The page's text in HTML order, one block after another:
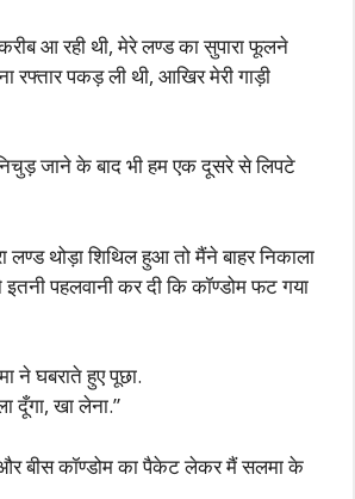
आ रही थी, मेरे लण्ड का सुपारा फूलने
रफ्तार पकड़ ली थी, आखिर मेरी गाड़ी
जाने के बाद भी हम एक दूसरे से लिपटे
लण्ड थोड़ा शिथिल हुआ तो मैंने बाहर निकाला
पहलवानी कर दी कि कॉण्डोम फट गया
ने घबराते हुए पूछा.
दूँगा, खा लेना.”
बीस कॉण्डोम का पैकेट लेकर मैं सलमा के